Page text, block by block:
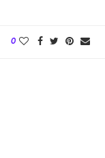
0